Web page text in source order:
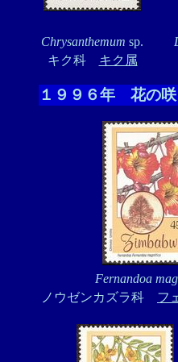
Chrysanthemum sp.
キク科 キク属
１９９６年 花の咲
Fernandoa
ノウゼンカズラ科 フ